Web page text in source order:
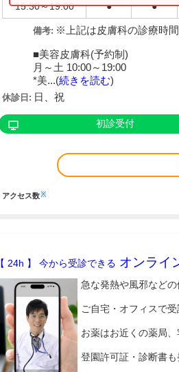
15:30～19:00 ● ●
備考: ※上記は皮膚科の診療時間
■美容皮膚科(予約制)
月～土 10:00～19:00
*美...(続きを読む)
休診日: 日、祝
初診受付
アクセス数※
【 24h 】 今から受診できる オンライ
急な発熱や風邪などの
ご自宅・オフィスで
お薬はお近くの薬局
登園許可証・診断書